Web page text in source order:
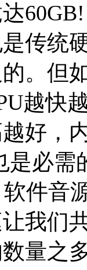
传统
。但
越快
好，
是必需
件音
我们
之多